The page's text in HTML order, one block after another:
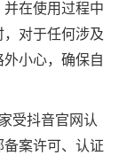
在使用过程中
对于任何涉及
小心，确保自
受抖音官网认
案许可、认证